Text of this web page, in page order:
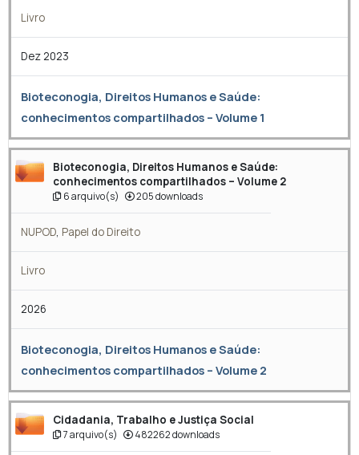
Livro
Dez 2023
Bioteconogia, Direitos Humanos e Saúde:
conhecimentos compartilhados – Volume 1
Bioteconogia, Direitos Humanos e Saúde:
conhecimentos compartilhados – Volume 2
6 arquivo(s) 205 downloads
NUPOD, Papel do Direito
Livro
2026
Bioteconogia, Direitos Humanos e Saúde:
conhecimentos compartilhados – Volume 2
Cidadania, Trabalho e Justiça Social
7 arquivo(s) 482262 downloads